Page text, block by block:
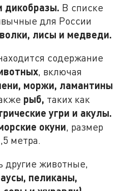
дикобразы. В списке
для России
волки, лисы и медведи.
содержание
, включая
моржи, ламантины
рыб, таких как
угри и акулы.
окуни, размер
метра.
другие животные,
пеликаны,